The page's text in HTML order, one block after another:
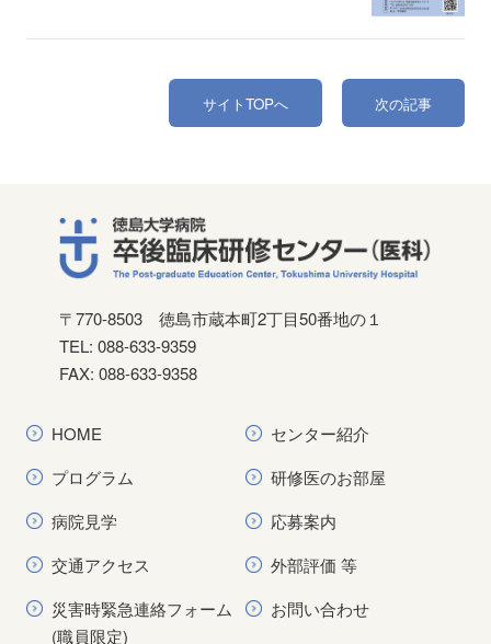
サイトTOPへ 次の記事
〒770-8503
徳島市蔵本町2丁目50番地の１
TEL: 088-633-9359
FAX: 088-633-9358
HOME
センター紹介
プログラム
研修医のお部屋
病院見学
応募案内
交通アクセス
外部評価 等
災害時緊急連絡フォーム
(職員限定)
お問い合わせ